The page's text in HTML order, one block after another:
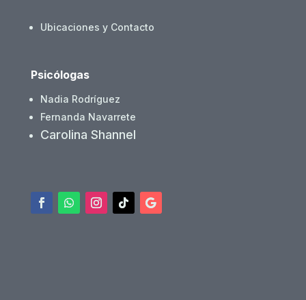
Ubicaciones y Contacto
Psicólogas
Nadia Rodríguez
Fernanda Navarrete
Carolina Shannel